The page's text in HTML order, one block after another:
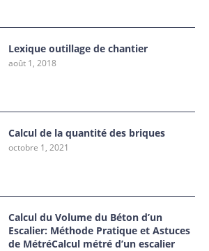
Lexique outillage de chantier
août 1, 2018
Calcul de la quantité des briques
octobre 1, 2021
Calcul du Volume du Béton d’un
Escalier: Méthode Pratique et Astuces
de MétréCalcul métré d’un escalier